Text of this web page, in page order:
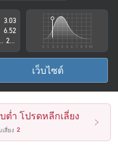
ยที่อาจจะซ่อนอยู่
3.03
6.52
เว็บไซต์
ต่ำ โปรดหลีกเลี่ยง
สี่ยง 2